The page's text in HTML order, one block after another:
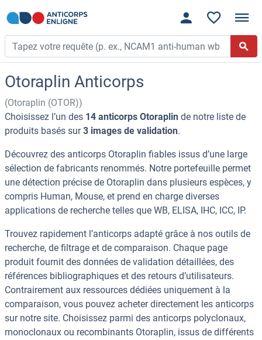
Otoraplin Anticorps
(Otoraplin (OTOR))
Choisissez l’un des 14 anticorps Otoraplin de notre liste de
produits basés sur3 images de validation.
Découvrez des anticorps Otoraplin fiables issus d’une large
sélection de fabricants renommés. Notre portefeuille permet
une détection précise de Otoraplin dans plusieurs espèces, y
compris Human, Mouse, et prend en charge diverses
applications de recherche telles que WB, ELISA, IHC, ICC, IP.
Trouvez rapidement l’anticorps adapté grâce à nos outils de
recherche, de filtrage et de comparaison. Chaque page
produit fournit des données de validation détaillées, des
références bibliographiques et des retours d’utilisateurs.
Contrairement aux ressources dédiées uniquement à la
comparaison, vous pouvez acheter directement les anticorps
sur notre site. Choisissez parmi des anticorps polyclonaux,
monoclonaux ou recombinants Otoraplin, issus de différents